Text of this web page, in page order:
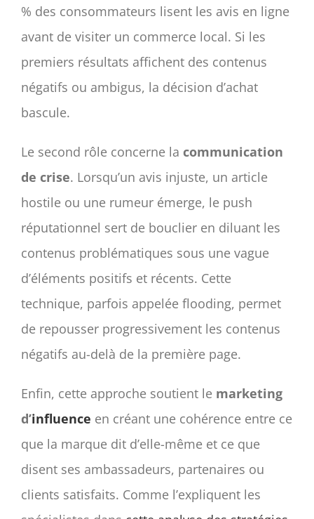
% des consommateurs lisent les avis en ligne
avant de visiter un commerce local. Si les
premiers résultats affichent des contenus
négatifs ou ambigus, la décision d’achat
bascule.
Le second rôle concerne la communication
de crise. Lorsqu’un avis injuste, un article
hostile ou une rumeur émerge, le push
réputationnel sert de bouclier en diluant les
contenus problématiques sous une vague
d’éléments positifs et récents. Cette
technique, parfois appelée flooding, permet
de repousser progressivement les contenus
négatifs au-delà de la première page.
Enfin, cette approche soutient le marketing
d’influence en créant une cohérence entre ce
que la marque dit d’elle-même et ce que
disent ses ambassadeurs, partenaires ou
clients satisfaits. Comme l’expliquent les